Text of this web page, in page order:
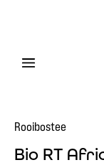
Rooibostee
Bio RT